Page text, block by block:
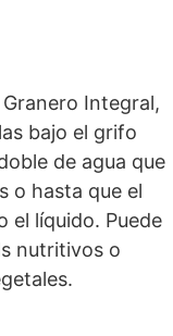
Integral,
bajo el grifo
de agua que
o hasta que el
el líquido. Puede
nutritivos o